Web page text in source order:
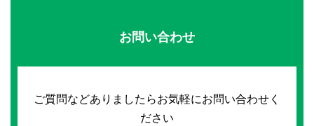
お問い合わせ
ご質問などありましたらお気軽にお問い合わせく
ださい